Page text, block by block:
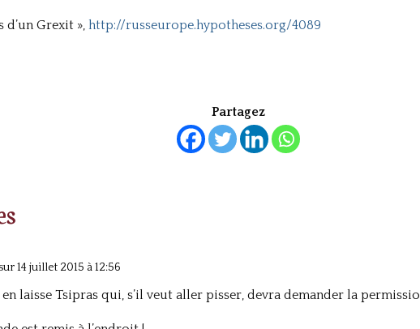
Grexit », http://russeurope.hypotheses.org/4089
Partagez
sur 14 juillet 2015 à 12:56
laisse Tsipras qui, s’il veut aller pisser, devra demander la